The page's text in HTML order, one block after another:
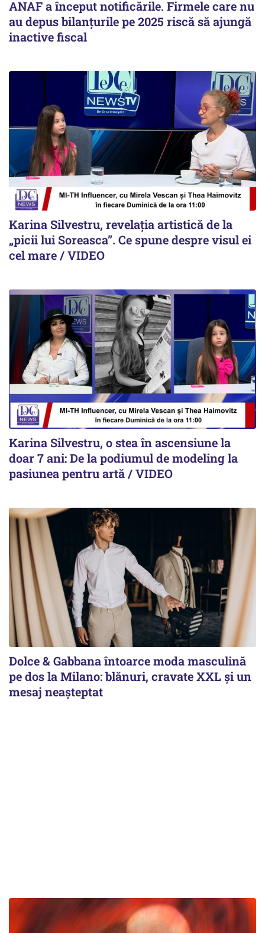
ANAF a început notificările. Firmele care nu
au depus bilanțurile pe 2025 riscă să ajungă
inactive fiscal
Karina Silvestru, revelația artistică de la
„picii lui Soreasca”. Ce spune despre visul ei
cel mare / VIDEO
Karina Silvestru, o stea în ascensiune la
doar 7 ani: De la podiumul de modeling la
pasiunea pentru artă / VIDEO
Dolce & Gabbana întoarce moda masculină
pe dos la Milano: blănuri, cravate XXL și un
mesaj neașteptat